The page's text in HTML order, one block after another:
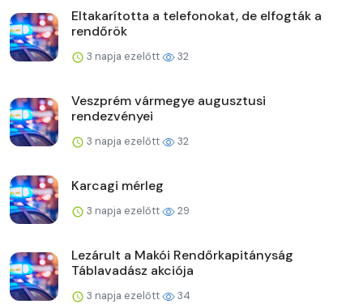
Eltakarította a telefonokat, de elfogták a
rendőrök
3 napja ezelőtt 32
Veszprém vármegye augusztusi
rendezvényei
3 napja ezelőtt 32
Karcagi mérleg
3 napja ezelőtt 29
Lezárult a Makói Rendőrkapitányság
Táblavadász akciója
3 napja ezelőtt 34